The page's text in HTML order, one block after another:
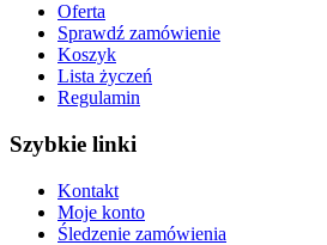
Oferta
Sprawdź zamówienie
Koszyk
Lista życzeń
Regulamin
Szybkie linki
Kontakt
Moje konto
Śledzenie zamówienia